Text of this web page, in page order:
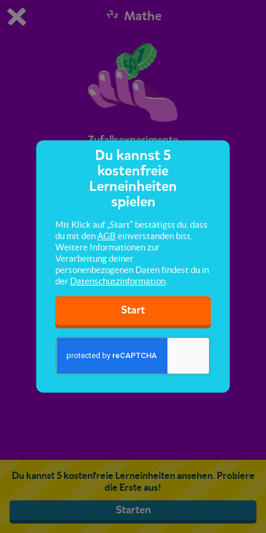
Du spielst die kostenfreie Testversion von scoyo.
Jetzt bestellen
0 1
Mathe
Zufallsexperimente
Hier lernst du die Begriffe Zufall und
Zufallsexperiment kennen.
Du kannst 5 kostenfreie Lerneinheiten ansehen. Probiere
die Erste aus!
Starten
Du kannst 5
kostenfreie
Lerneinheiten
spielen
Mit Klick auf „Start“ bestätigst du, dass
du mit denAGB einverstanden bist.
Weitere Informationen zur
Verarbeitung deiner
personenbezogenen Daten findest du in
der Datenschutzinformation
Start